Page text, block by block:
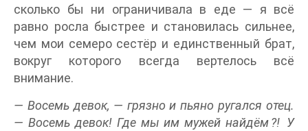
сколько бы ни ограничивала в еде — я всё
равно росла быстрее и становилась сильнее,
чем мои семеро сестёр и единственный брат,
вокруг которого всегда вертелось всё
внимание.
— Восемь девок, — грязно и пьяно ругался отец.
— Восемь девок! Где мы им мужей найдём⁈ У